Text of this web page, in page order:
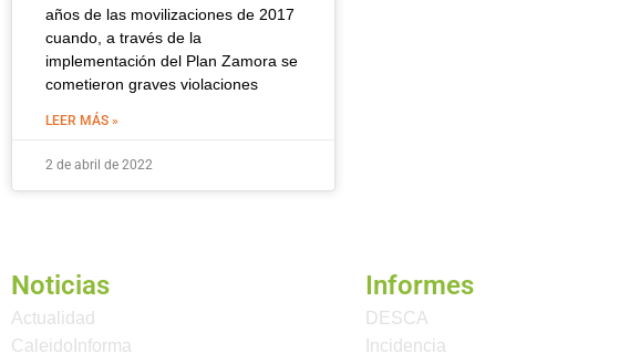
años de las movilizaciones de 2017
cuando, a través de la
implementación del Plan Zamora se
cometieron graves violaciones
LEER MÁS »
2 de abril de 2022
Noticias
Actualidad
CaleidoInforma
Informes
DESCA
Incidencia